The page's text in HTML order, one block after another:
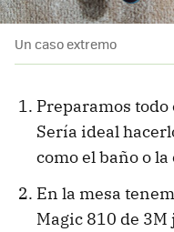
Un caso extremo
Preparamos
Sería ideal
como el baño o la
En la mesa
Magic 810 de